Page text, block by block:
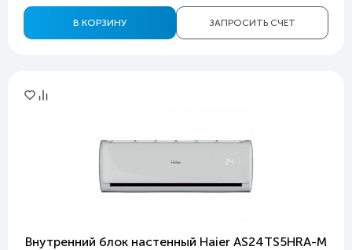
ЗАПРОСИТЬ СЧЕТ
В КОРЗИНУ
Внутренний блок настенный Haier AS24TS5HRA-M